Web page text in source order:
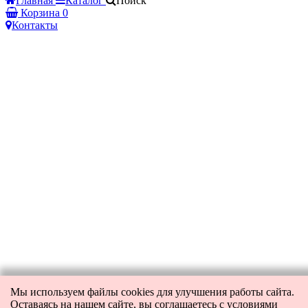
Корзина 0
Контакты
Мы используем файлы cookies для улучшения работы сайта.
Оставаясь на нашем сайте, вы соглашаетесь с условиями